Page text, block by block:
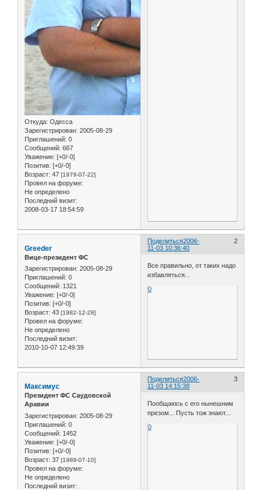
Откуда: Одесса
Зарегистрирован: 2005-08-29
Приглашений: 0
Сообщений: 667
Уважение: [+0/-0]
Позитив: [+0/-0]
Возраст: 47 [1979-07-22]
Провел на форуме:
Не определено
Последний визит:
2008-03-17 18:54:59
Поделиться 2
2006-
11-03 10:36:40
Greeder
Вице-президент ФС
Зарегистрирован: 2005-08-29
Приглашений: 0
Сообщений: 1321
Уважение: [+0/-0]
Позитив: [+0/-0]
Возраст: 43 [1982-12-28]
Провел на форуме:
Не определено
Последний визит:
2010-10-07 12:49:39
Все правильно, от таких надо
избавляться...
0
Поделиться 3
2006-
11-03 14:15:38
Максимус
Президент ФС Саудовской
Аравии
Зарегистрирован: 2005-08-29
Приглашений: 0
Сообщений: 1452
Уважение: [+0/-0]
Позитив: [+0/-0]
Возраст: 37 [1989-07-10]
Провел на форуме:
Не определено
Последний визит:
Пообщаюсь с его нынешним
презом... Пусть тож знают...
0